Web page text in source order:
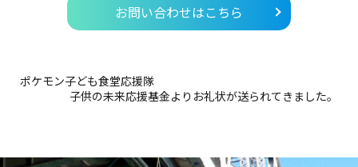
お問い合わせはこちら
ポケモン子ども食堂応援隊
子供の未来応援基金よりお礼状が送られてきました。